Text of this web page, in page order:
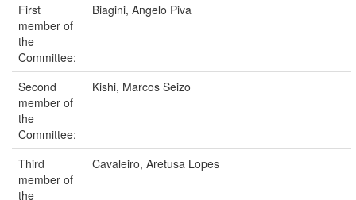
First
member of
the
Committee:
Biagini, Angelo Piva
Second
member of
the
Committee:
Kishi, Marcos Seizo
Third
member of
the
Cavaleiro, Aretusa Lopes